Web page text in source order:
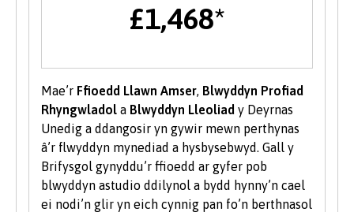
ogystal â mynychu ystod o sgyrsiau gyrfa gyda
flwyddyn.
Menter
Mae tîm Byddwch Fentrus yn darparu
amrywiaeth o wasanaethau i fyfyrwyr a
graddedigion Prifysgol Bangor i’w helpu i
£1,468*
Mae’r Ffioedd Llawn Amser Blwyddyn Profiad
Rhyngwladol a Blwyddyn Lleoliad y Deyrnas
Unedig a ddangosir yn gywir mewn perthynas
â’r flwyddyn mynediad a hysbysebwyd. Gall y
Brifysgol gynyddu’r ffioedd ar gyfer pob
blwyddyn astudio ddilynol a bydd hynny’n cael
ei nodi’n glir yn eich cynnig pan fo’n berthnasol